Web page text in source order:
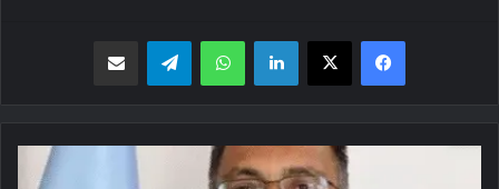
فیسبوک X لینکدین واتس اپ